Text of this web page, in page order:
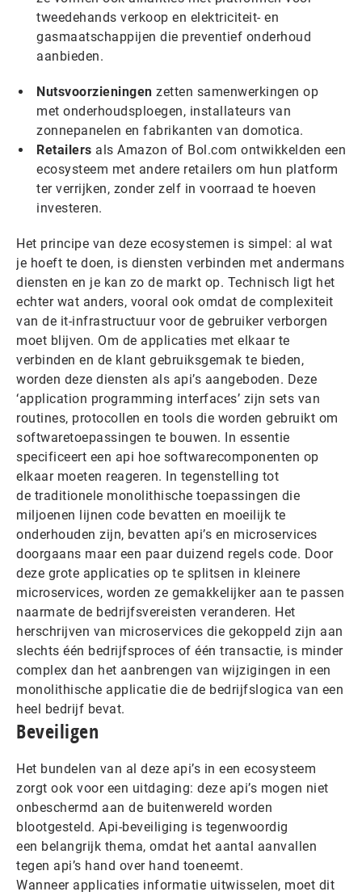
tweedehands verkoop en elektriciteit- en
gasmaatschappijen die preventief onderhoud
aanbieden.
Nutsvoorzieningen zetten samenwerkingen op
met onderhoudsploegen, installateurs van
zonnepanelen en fabrikanten van domotica.
Retailers als Amazon of Bol.com ontwikkelden een
ecosysteem met andere retailers om hun platform
ter verrijken, zonder zelf in voorraad te hoeven
investeren.
Het principe van deze ecosystemen is simpel: al wat
je hoeft te doen, is diensten verbinden met andermans
diensten en je kan zo de markt op. Technisch ligt het
echter wat anders, vooral ook omdat de complexiteit
van de it-infrastructuur voor de gebruiker verborgen
moet blijven. Om de applicaties met elkaar te
verbinden en de klant gebruiksgemak te bieden,
worden deze diensten als api’s aangeboden. Deze
‘application programming interfaces’ zijn sets van
routines, protocollen en tools die worden gebruikt om
softwaretoepassingen te bouwen. In essentie
specificeert een api hoe softwarecomponenten op
elkaar moeten reageren. In tegenstelling tot
de traditionele monolithische toepassingen die
miljoenen lijnen code bevatten en moeilijk te
onderhouden zijn, bevatten api’s en microservices
doorgaans maar een paar duizend regels code. Door
deze grote applicaties op te splitsen in kleinere
microservices, worden ze gemakkelijker aan te passen
naarmate de bedrijfsvereisten veranderen. Het
herschrijven van microservices die gekoppeld zijn aan
slechts één bedrijfsproces of één transactie, is minder
complex dan het aanbrengen van wijzigingen in een
monolithische applicatie die de bedrijfslogica van een
heel bedrijf bevat.
Beveiligen
Het bundelen van al deze api’s in een ecosysteem
zorgt ook voor een uitdaging: deze api’s mogen niet
onbeschermd aan de buitenwereld worden
blootgesteld. Api-beveiliging is tegenwoordig
een belangrijk thema, omdat het aantal aanvallen
tegen api’s hand over hand toeneemt.
Wanneer applicaties informatie uitwisselen, moet dit